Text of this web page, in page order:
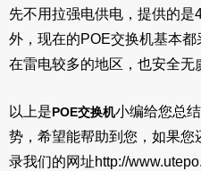
先不用拉强电供电，提供的
外，现在的POE交换机基本
在雷电较多的地区，也安全无
以上是POE交换机小编给您总
势，希望能帮助到您，如果
录我们的网址http://